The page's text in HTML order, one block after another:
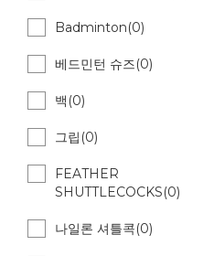
Badminton(0)
베드민턴 슈즈(0)
백(0)
그립(0)
FEATHER
SHUTTLECOCKS(0)
나일론 셔틀콕(0)